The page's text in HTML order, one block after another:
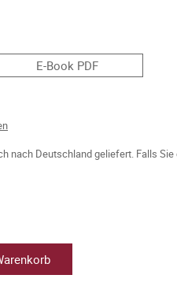
E-Book PDF
nach Deutschland geliefert. Falls